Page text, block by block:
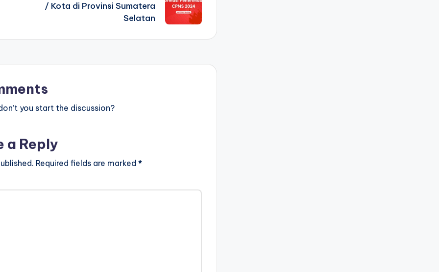
/ Kota di Provinsi Sumatera
Selatan
you start the discussion?
a Reply
Required fields are marked *